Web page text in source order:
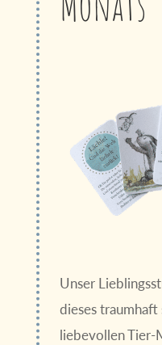
Unser
dieses
liebevollen Tier-